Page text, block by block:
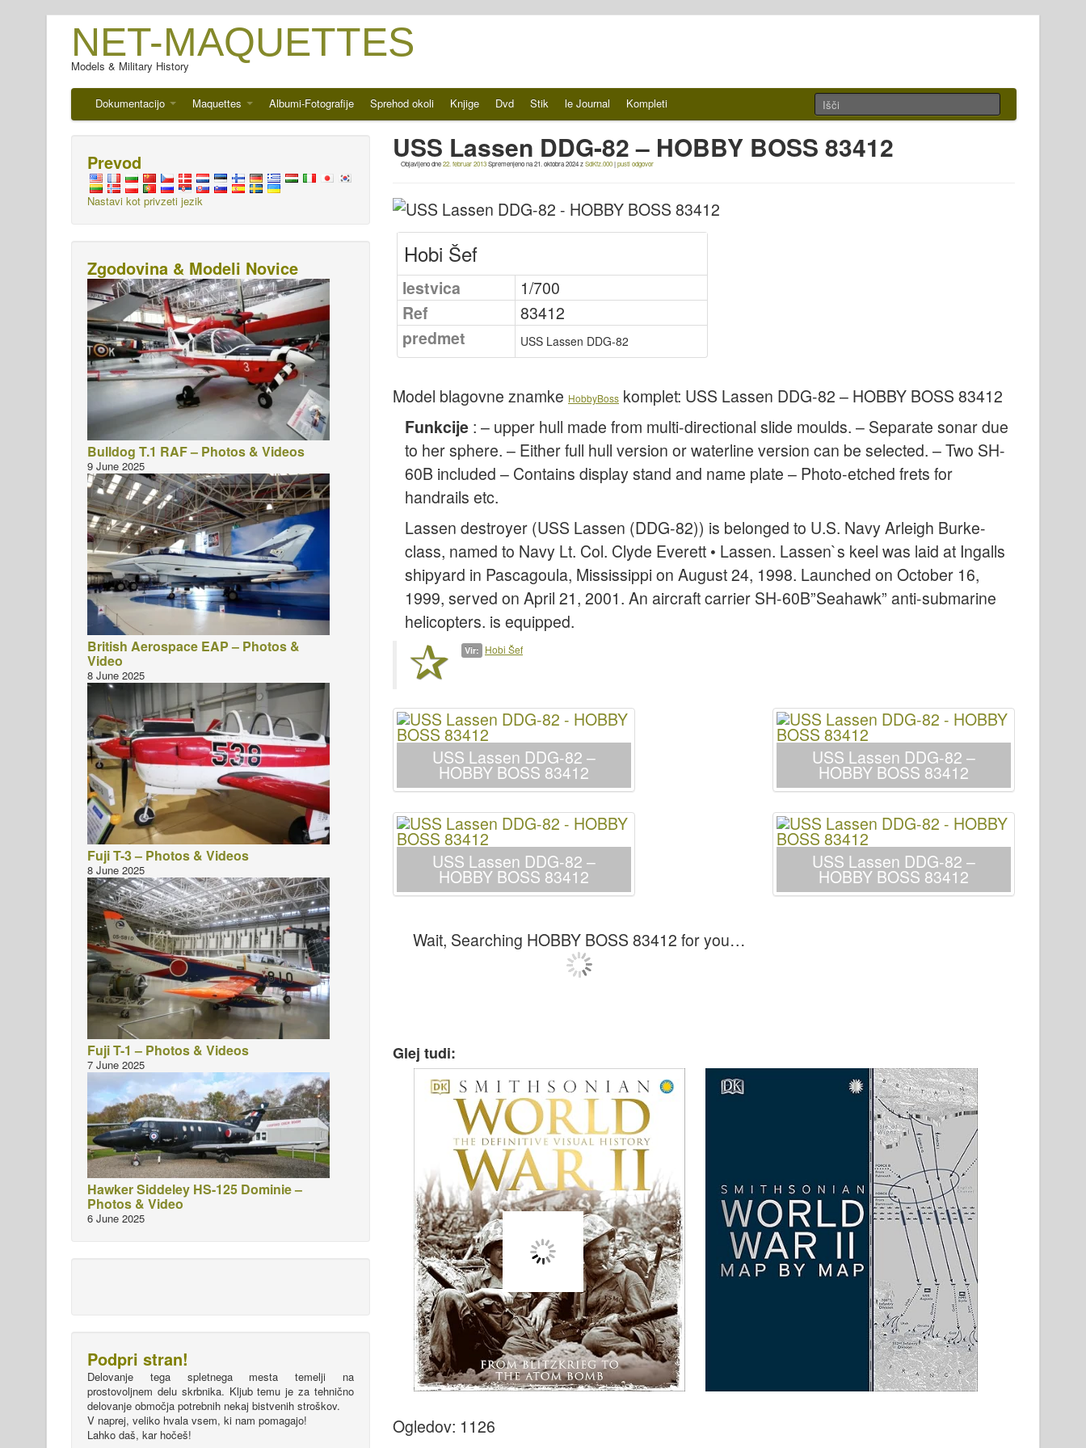
NET-MAQUETTES
Models & Military History
Dokumentacijo Maquettes Albumi-Fotografije Sprehod okoli Knjige Dvd Stik le Journal Kompleti
USS Lassen DDG-82 – HOBBY BOSS 83412
Objavljeno dne22. februar 2013Spremenjeno na21. oktobra 2024zSdKfz.000|pusti odgovor
Hobi Šef
lestvica
1/700
Ref
83412
predmet
USS Lassen DDG-82
Model blagovne znamke HobbyBoss komplet: USS Lassen DDG-82 – HOBBY BOSS 83412
Funkcije : – upper hull made from multi-directional slide moulds. – Separate sonar due
to her sphere. – Either full hull version or waterline version can be selected. – Two SH-
60B included – Contains display stand and name plate – Photo-etched frets for
handrails etc.
Lassen destroyer (USS Lassen (DDG-82)) is belonged to U.S. Navy Arleigh Burke-
class, named to Navy Lt. Col. Clyde Everett • Lassen. Lassen`s keel was laid at Ingalls
shipyard in Pascagoula, Mississippi on August 24, 1998. Launched on October 16,
1999, served on April 21, 2001. An aircraft carrier SH-60B”Seahawk” anti-submarine
helicopters. is equipped.
Vir: Hobi Šef
USS Lassen DDG-82 –
HOBBY BOSS 83412
USS Lassen DDG-82 –
HOBBY BOSS 83412
USS Lassen DDG-82 –
HOBBY BOSS 83412
USS Lassen DDG-82 –
HOBBY BOSS 83412
Wait, Searching HOBBY BOSS 83412 for you…
Glej tudi:
Ogledov: 1126
Prevod
Nastavi kot privzeti jezik
Zgodovina & Modeli Novice
Bulldog T.1 RAF – Photos & Videos
9 June 2025
British Aerospace EAP – Photos &
Video
8 June 2025
Fuji T-3 – Photos & Videos
8 June 2025
Fuji T-1 – Photos & Videos
7 June 2025
Hawker Siddeley HS-125 Dominie –
Photos & Video
6 June 2025
Podpri stran!
Delovanje tega spletnega mesta temelji na
prostovoljnem delu skrbnika. Kljub temu je za tehnično
delovanje območja potrebnih nekaj bistvenih stroškov.
V naprej, veliko hvala vsem, ki nam pomagajo!
Lahko daš, kar hočeš!